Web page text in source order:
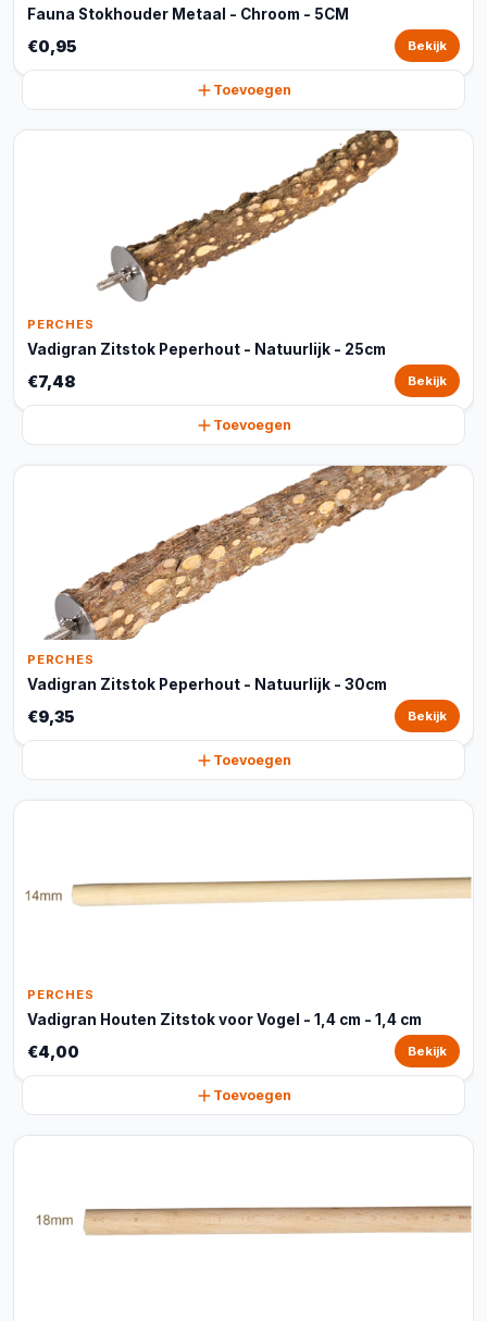
Fauna Stokhouder Metaal - Chroom - 5CM
€0,95 Bekijk
Toevoegen
PERCHES
Vadigran Zitstok Peperhout - Natuurlijk - 25cm
€7,48 Bekijk
Toevoegen
PERCHES
Vadigran Zitstok Peperhout - Natuurlijk - 30cm
€9,35 Bekijk
Toevoegen
PERCHES
Vadigran Houten Zitstok voor Vogel - 1,4 cm - 1,4 cm
€4,00 Bekijk
Toevoegen